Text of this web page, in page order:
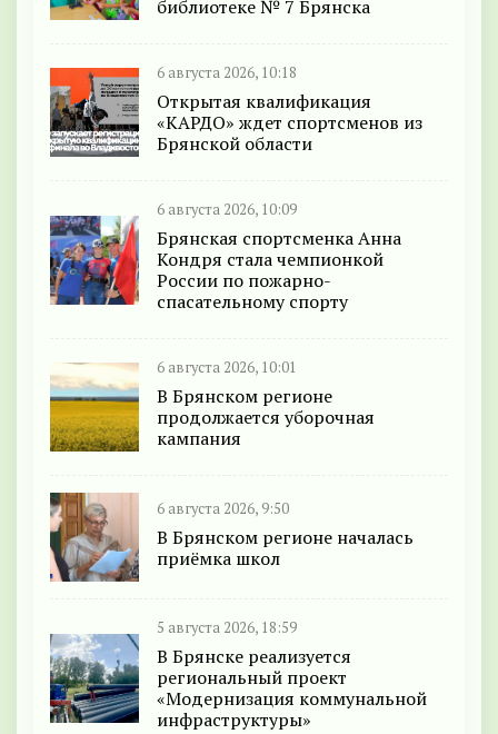
библиотеке № 7 Брянска
6 августа 2026, 10:18
Открытая квалификация
«КАРДО» ждет спортсменов из
Брянской области
6 августа 2026, 10:09
Брянская спортсменка Анна
Кондря стала чемпионкой
России по пожарно-
спасательному спорту
6 августа 2026, 10:01
В Брянском регионе
продолжается уборочная
кампания
6 августа 2026, 9:50
В Брянском регионе началась
приёмка школ
5 августа 2026, 18:59
В Брянске реализуется
региональный проект
«Модернизация коммунальной
инфраструктуры»